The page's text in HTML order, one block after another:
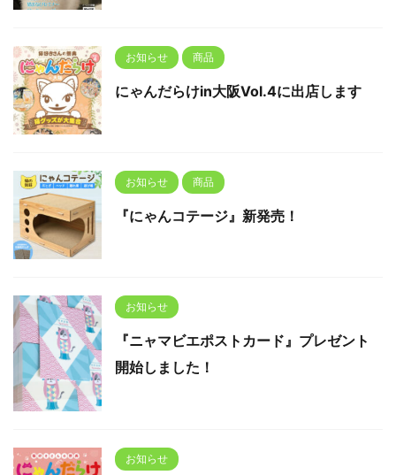
お知らせ 商品
にゃんだらけin大阪Vol.4に出店します
お知らせ 商品
『にゃんコテージ』新発売！
お知らせ
『ニャマビエポストカード』プレゼント
開始しました！
お知らせ